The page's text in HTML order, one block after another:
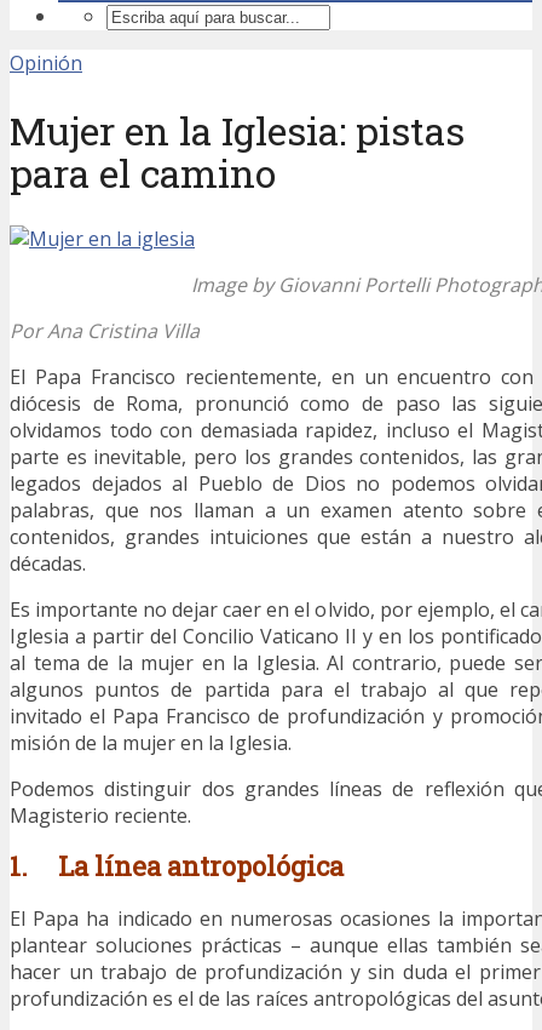
Opinión
Mujer en la Iglesia: pistas
para el camino
Image by Giovanni Portelli
Por Ana Cristina Villa
El Papa Francisco recientemente, en un encuentro
diócesis de Roma, pronunció como de paso las
olvidamos todo con demasiada rapidez, incluso el
parte es inevitable, pero los grandes contenidos, las
legados dejados al Pueblo de Dios no podemos
palabras, que nos llaman a un examen atento sobre
contenidos, grandes intuiciones que están a nuestro
décadas.
Es importante no dejar caer en el olvido, por ejemplo, el
Iglesia a partir del Concilio Vaticano II y en los
al tema de la mujer en la Iglesia. Al contrario, puede
algunos puntos de partida para el trabajo al que
invitado el Papa Francisco de profundización y
misión de la mujer en la Iglesia.
Podemos distinguir dos grandes líneas de reflexión
Magisterio reciente.
1. La línea antropológica
El Papa ha indicado en numerosas ocasiones la
plantear soluciones prácticas – aunque ellas también
hacer un trabajo de profundización y sin duda el
profundización es el de las raíces antropológicas del